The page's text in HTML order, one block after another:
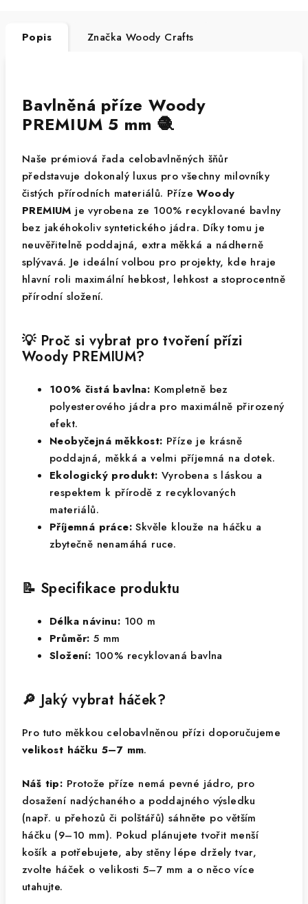
Popis Značka Woody Crafts
Bavlněná příze Woody
PREMIUM 5 mm 🧶
Naše prémiová řada celobavlněných šňůr
představuje dokonalý luxus pro všechny milovníky
čistých přírodních materiálů. PřízeWoody
PREMIUM je vyrobena ze 100% recyklované bavlny
bez jakéhokoliv syntetického jádra. Díky tomu je
neuvěřitelně poddajná, extra měkká a nádherně
splývavá. Je ideální volbou pro projekty, kde hraje
hlavní roli maximální hebkost, lehkost a stoprocentně
přírodní složení.
💡 Proč si vybrat pro tvoření přízi
Woody PREMIUM?
100% čistá bavlna: Kompletně bez
polyesterového jádra pro maximálně přirozený
efekt.
Neobyčejná měkkost: Příze je krásně
poddajná, měkká a velmi příjemná na dotek.
Ekologický produkt: Vyrobena s láskou a
respektem k přírodě z recyklovaných
materiálů.
Příjemná práce: Skvěle klouže na háčku a
zbytečně nenamáhá ruce.
📝 Specifikace produktu
Délka návinu: 100 m
Průměr: 5 mm
Složení: 100% recyklovaná bavlna
🔎 Jaký vybrat háček?
Pro tuto měkkou celobavlněnou přízi doporučujeme
velikost háčku 5–7 mm.
Náš tip: Protože příze nemá pevné jádro, pro
dosažení nadýchaného a poddajného výsledku
(např. u přehozů či polštářů) sáhněte po větším
háčku (9–10 mm). Pokud plánujete tvořit menší
košík a potřebujete, aby stěny lépe držely tvar,
zvolte háček o velikosti 5–7 mm a o něco více
utahujte.